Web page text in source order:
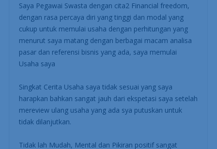
Saya Pegawai Swasta dengan cita2 Financial freedom,
dengan rasa percaya diri yang tinggi dan modal yang
cukup untuk memulai usaha dengan perhitungan yang
menurut saya matang dengan berbagai macam analisa
pasar dan referensi bisnis yang ada, saya memulai
Usaha saya
Singkat Cerita Usaha saya tidak sesuai yang saya
harapkan bahkan sangat jauh dari ekspetasi saya setelah
mereview ulang usaha yang ada sya putuskan untuk
tidak dilanjutkan.
Tidak lah Mudah, Mental dan Pikiran positif sangat